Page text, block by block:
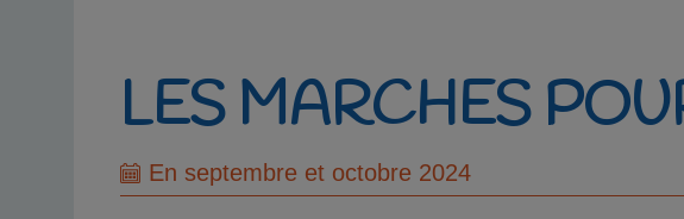
LES MARCHES
En septembre et octobre 2024